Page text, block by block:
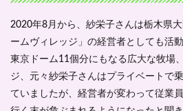
2020年8月から、紗栄子さんは栃木県
ームヴィレッジ」の経営者としても活
東京ドーム11個分にもなる広大な牧場
ジ、元々紗栄子さんはプライベートで
ていましたが、経営者が変わって従業